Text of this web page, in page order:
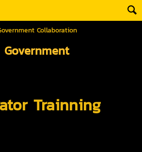
Collaboration
Trainning